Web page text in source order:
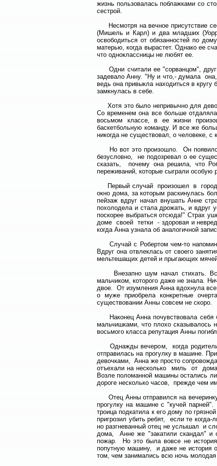
жизнь пользовалась поблажками со
сестрой.
Несмотря на вечное присутствие
(Мишель и Карл) и два младших
освободиться от обязанностей по
матерью, когда вырастет. Однако ее
что одноклассницы не любят ее.
Одни считали ее "сорванцом",
задевало Анну. "Ну и что,- думала
ведь она привыкла находиться в
замкнулась в себе.
Хотя это было непривычно для
Со временем она все больше
восьмом классе, в ее жизни
баскетбольную команду. И все же
никогда не существовал, о человеке,
Но вот это произошло. Он появился
безусловно, не подозревал о ее
сказать, почему она решила, что
переживаний, которые сыграли особую
Первый случай произошел в
окно дома, за которым раскинулась
пейзаж вдруг начал внушать Анне
похолодела и стала дрожать, и
поскорее выбраться отсюда!" Страх
доме своей тетки - здоровая и
когда Анна узнала об аналогичной
Случай с Робертом чем-то
Вдруг она отвлеклась от своего
мельтешащих детей и прыгающих
Внезапно шум начал стихать. Все
мальчиком, которого даже не знала.
двое. От изумления Анна вдохнула
о муже приобрела конкретные
существовании Анны совсем не скоро.
Наконец Анна почувствовала себя
мальчишками, что плохо
восьмого класса репутация Анны
Однажды вечером, когда родители
отправилась на прогулку в машине.
девочками, Анна же просто
отъехали на несколько миль от
Возле поломанной машины остались
дороге несколько часов, прежде чем
Отец Анны отправился на
прогулку на машине с "кучей
троица подкатила к его дому по
пригрозил убить ребят, если те
но разгневанный отец не услышал и
дома, Анне же "закатили скандал" и
пожар. Но это была вовсе не
попутную машину, и даже не история
том, чем занимались всю ночь